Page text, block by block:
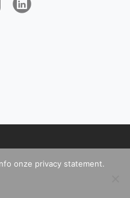
onze privacy statement.